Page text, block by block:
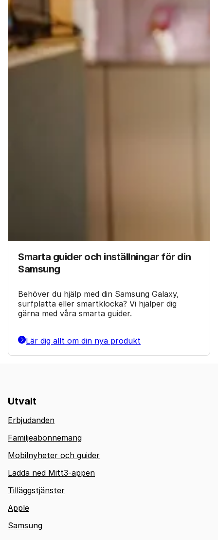
Smarta guider och inställningar för din
Samsung
Behöver du hjälp med din Samsung Galaxy,
surfplatta eller smartklocka? Vi hjälper dig
gärna med våra smarta guider.
Lär dig allt om din nya produkt
Utvalt
Erbjudanden
Familjeabonnemang
Mobilnyheter och guider
Ladda ned Mitt3-appen
Tilläggstjänster
Apple
Samsung